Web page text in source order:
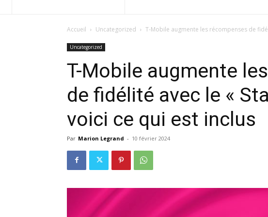
Accueil Uncategorized T-Mobile augmente les récompenses de
Uncategorized
T-Mobile augmente
de fidélité avec le «
voici ce qui est inclus
Par Marion Legrand - 10 février 2024